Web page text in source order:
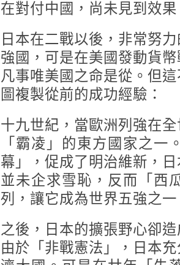
在對付中國，尚未見到效果
日本在二戰以後，非常努
強國，可是在美國發動貨
凡事唯美國之命是從。但
圖複製從前的成功經驗：
十九世紀，當歐洲列強在
「霸凌」的東方國家之一
幕」，促成了明治維新，
並未企求雪恥，反而「西
列，讓它成為世界五強之一
之後，日本的擴張野心卻
由於「非戰憲法」，日本